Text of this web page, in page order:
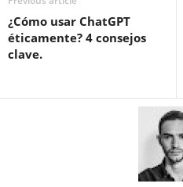
¿Cómo usar ChatGPT
éticamente? 4 consejos
clave.